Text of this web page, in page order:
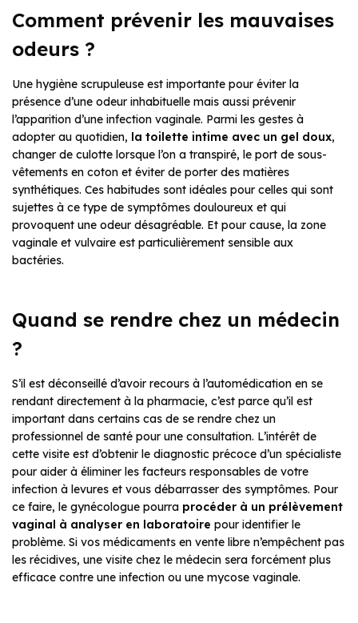
Comment prévenir les mauvaises
odeurs ?
Une hygiène scrupuleuse est importante pour éviter la
présence d’une odeur inhabituelle mais aussi prévenir
l’apparition d’une infection vaginale. Parmi les gestes à
adopter au quotidien, la toilette intime avec un gel doux,
changer de culotte lorsque l’on a transpiré, le port de sous-
vêtements en coton et éviter de porter des matières
synthétiques. Ces habitudes sont idéales pour celles qui sont
sujettes à ce type de symptômes douloureux et qui
provoquent une odeur désagréable. Et pour cause, la zone
vaginale et vulvaire est particulièrement sensible aux
bactéries.
Quand se rendre chez un médecin
?
S’il est déconseillé d’avoir recours à l’automédication en se
rendant directement à la pharmacie, c’est parce qu’il est
important dans certains cas de se rendre chez un
professionnel de santé pour une consultation. L’intérêt de
cette visite est d’obtenir le diagnostic précoce d’un spécialiste
pour aider à éliminer les facteurs responsables de votre
infection à levures et vous débarrasser des symptômes. Pour
ce faire, le gynécologue pourra procéder à un prélèvement
vaginal à analyser en laboratoire pour identifier le
problème. Si vos médicaments en vente libre n’empêchent pas
les récidives, une visite chez le médecin sera forcément plus
efficace contre une infection ou une mycose vaginale.